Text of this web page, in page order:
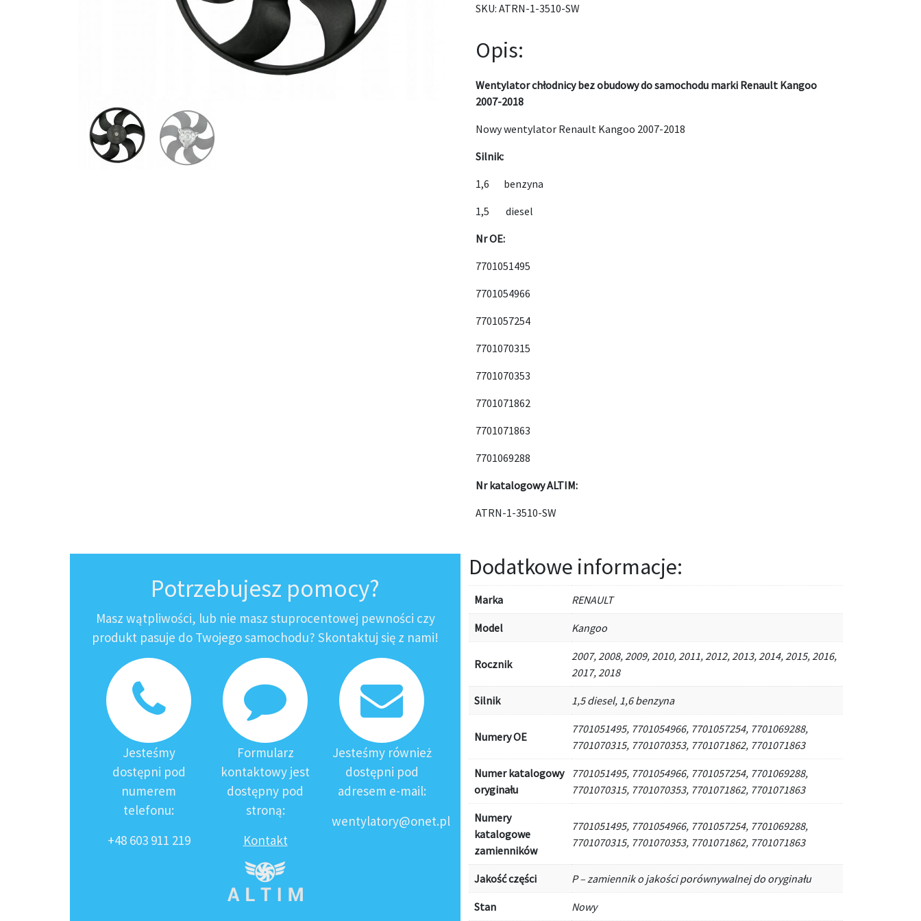
SKU:ATRN-1-3510-SW
Opis:
Wentylator chłodnicy bez obudowy do samochodu marki Renault Kangoo
2007-2018
Nowy wentylator Renault Kangoo 2007-2018
Silnik:
1,6 benzyna
1,5 diesel
Nr OE:
7701051495
7701054966
7701057254
7701070315
7701070353
7701071862
7701071863
7701069288
Nr katalogowy ALTIM:
ATRN-1-3510-SW
Potrzebujesz pomocy?
Masz wątpliwości, lub nie masz stuprocentowej pewności czy
produkt pasuje do Twojego samochodu? Skontaktuj się z nami!
Jesteśmy
dostępni pod
numerem
telefonu:
+48 603 911 219
Formularz
kontaktowy jest
dostępny pod
stroną:
Kontakt
Jesteśmy również
dostępni pod
adresem e-mail:
wentylatory@onet.pl
Dodatkowe informacje:
Marka RENAULT
Model Kangoo
Rocznik
2007, 2008, 2009, 2010, 2011, 2012, 2013, 2014, 2015, 2016,
2017, 2018
Silnik 1,5 diesel, 1,6 benzyna
Numery OE
7701051495, 7701054966, 7701057254, 7701069288,
7701070315, 7701070353, 7701071862, 7701071863
Numer katalogowy
oryginału
7701051495, 7701054966, 7701057254, 7701069288,
7701070315, 7701070353, 7701071862, 7701071863
Numery
katalogowe
zamienników
7701051495, 7701054966, 7701057254, 7701069288,
7701070315, 7701070353, 7701071862, 7701071863
Jakość części P – zamiennik o jakości porównywalnej do oryginału
Stan Nowy